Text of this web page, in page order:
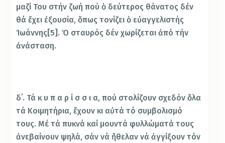
μαζί Του στήν ζωή πού ὁ δεύτερος θάνατος δέν
θά ἔχει ἐξουσία, ὅπως τονίζει ὁ εὐαγγελιστής
Ἰωάννης[5]. Ὁ σταυρός δέν χωρίζεται ἀπό τήν
ἀνάσταση.
δ΄. Τά κ υ π α ρ ί σ σ ι α, πού στολίζουν σχεδόν ὅλα
τά Κοιμητήρια, ἔχουν κι αὐτά τό συμβολισμό
τους. Μέ τά πυκνά καί μουντά φυλλώματά τους
ἀνεβαίνουν ψηλά, σάν νά ἤθελαν νά ἀγγίξουν τόν